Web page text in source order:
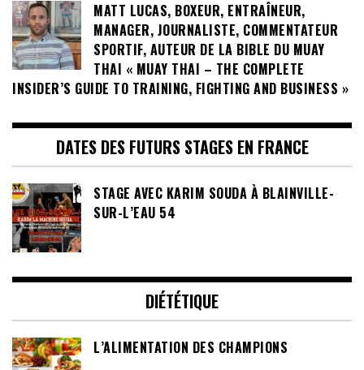
MATT LUCAS, BOXEUR, ENTRAÎNEUR,
MANAGER, JOURNALISTE, COMMENTATEUR
SPORTIF, AUTEUR DE LA BIBLE DU MUAY
THAI « MUAY THAI – THE COMPLETE
INSIDER’S GUIDE TO TRAINING, FIGHTING AND BUSINESS »
DATES DES FUTURS STAGES EN FRANCE
STAGE AVEC KARIM SOUDA À BLAINVILLE-
SUR-L’EAU 54
DIÉTÉTIQUE
L’ALIMENTATION DES CHAMPIONS